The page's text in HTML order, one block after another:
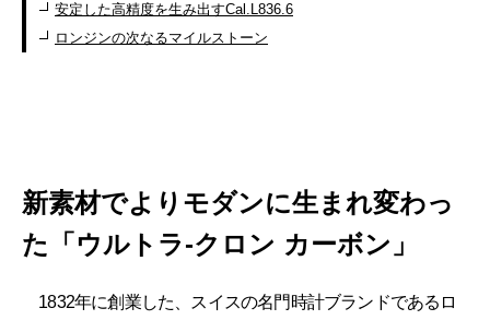
安定した高精度を生み出すCal.L836.6
ロンジンの次なるマイルストーン
新素材でよりモダンに生まれ変わっ
た「ウルトラ-クロン カーボン」
1832年に創業した、スイスの名門時計ブランドであるロ